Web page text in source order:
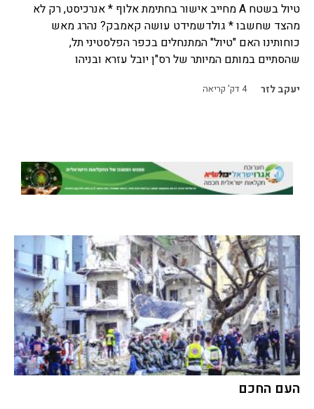
טיול בשטח A מחייב אישור בחתימת אלוף * אנרכיסט, רק לא
מהצד שחשבו * גולדשמידט עושה קאמבק? נהרג מאש
כוחותינו האם "טיול" המתנחלים בכפר הפלסטיני תל,
שהסתיים במותם המיותר של רס"ן יובל עזרא ובניהו
יעקב לזר 4דק' קריאה
העם החכם